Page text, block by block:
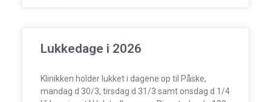
Lukkedage i 2026
Klinikken holder lukket i dagene op til Påske,
mandag d 30/3, tirsdag d 31/3 samt onsdag d 1/4